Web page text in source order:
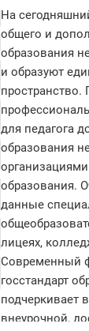
На
общего и
образования
и образуют
пространство.
для педагога
образования
образования.
данные
лицеях,
Современный
госстандарт
подчеркивает
внеурочной,